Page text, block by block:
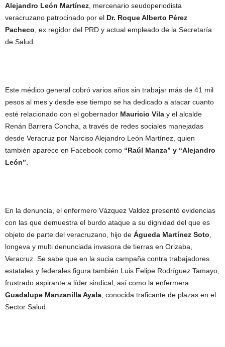
Alejandro León Martínez , mercenario seudoperiodista
veracruzano patrocinado por el Dr. Roque Alberto Pérez
Pacheco , ex regidor del PRD y actual empleado de la Secretaría
de Salud.
Este médico general cobró varios años sin trabajar más de 41 mil
pesos al mes y desde ese tiempo se ha dedicado a atacar cuanto
esté relacionado con el gobernador Mauricio Vila y el alcalde
Renán Barrera Concha, a través de redes sociales manejadas
desde Veracruz por Narciso Alejandro León Martínez, quien
también aparece en Facebook como “Raúl Manza” y “Alejandro
León”.
En la denuncia, el enfermero Vázquez Valdez presentó evidencias
con las que demuestra el burdo ataque a su dignidad del que es
objeto de parte del veracruzano, hijo de Águeda Martínez Soto
longeva y multi denunciada invasora de tierras en Orizaba,
Veracruz. Se sabe que en la sucia campaña contra trabajadores
estatales y federales figura también Luis Felipe Rodríguez Tamayo,
frustrado aspirante a líder sindical, así como la enfermera
Guadalupe Manzanilla Ayala , conocida traficante de plazas en el
Sector Salud.